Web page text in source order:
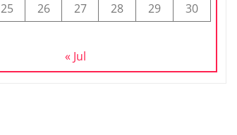
25 26 27 28 29
30
« Jul